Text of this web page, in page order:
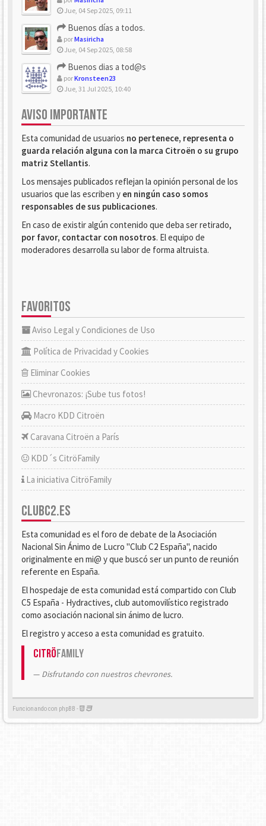
Jue, 04 Sep 2025, 09:11
Buenos días a todos.
porMasiricha
Jue, 04 Sep 2025, 08:58
Buenos dias a tod@s
porKronsteen23
Jue, 31 Jul 2025, 10:40
AVISO IMPORTANTE
Esta comunidad de usuarios no pertenece, representa o
guarda relación alguna con la marca Citroën o su grupo
matriz Stellantis.
Los mensajes publicados reflejan la opinión personal de los
usuarios que las escriben y en ningún caso somos
responsables de sus publicaciones.
En caso de existir algún contenido que deba ser retirado,
por favor, contactar con nosotros. El equipo de
moderadores desarrolla su labor de forma altruista.
FAVORITOS
Aviso Legal y Condiciones de Uso
Política de Privacidad y Cookies
Eliminar Cookies
Chevronazos: ¡Sube tus fotos!
Macro KDD Citroën
Caravana Citroën a París
KDD´s CitröFamily
La iniciativa CitröFamily
CLUBC2.ES
Esta comunidad es el foro de debate de la Asociación
Nacional Sin Ánimo de Lucro "Club C2 España", nacido
originalmente en mi@ y que buscó ser un punto de reunión
referente en España.
El hospedaje de esta comunidad está compartido con Club
C5 España - Hydractives, club automovilístico registrado
como asociación nacional sin ánimo de lucro.
El registro y acceso a esta comunidad es gratuito.
CitröFamily
Disfrutando con nuestros chevrones.
Funcionando con phpBB -